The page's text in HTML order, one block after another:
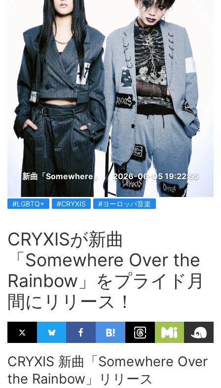
新曲「Somewhere」 2026-06-05 19:22:55
#LGBTQ+ #CRYXIS #ヨーロッパ音楽
CRYXISが新曲
「Somewhere Over the
Rainbow」をプライド月
間にリリース！
CRYXIS 新曲「Somewhere Over
the Rainbow」リリース